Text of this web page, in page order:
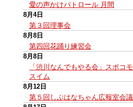
愛の声かけパトロール 月間
8月4日
第３回理事会
8月8日
第四回花踊り練習会
8月8日
「渋川なんでもやる会」スポコモ
スイム
8月12日
第５回しぶはなちゃん広報室会議